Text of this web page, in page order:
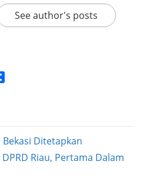
See author's posts
Ditetapkan
Riau, Pertama Dalam